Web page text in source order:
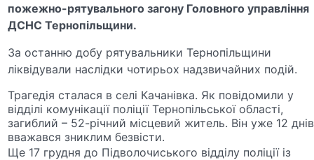
пожежно-рятувального загону Головного управління
ДСНС Тернопільщини.
За останню добу рятувальники Тернопільщини
ліквідували наслідки чотирьох надзвичайних подій.
Трагедія сталася в селі Качанівка. Як повідомили у
відділі комунікації поліції Тернопільської області,
загиблий – 52-річний місцевий житель. Він уже 12 днів
вважався зниклим безвісти.
Ще 17 грудня до Підволочиського відділу поліції із